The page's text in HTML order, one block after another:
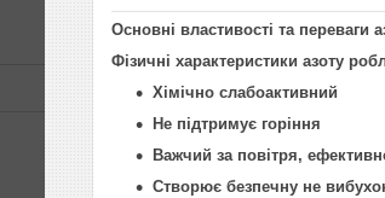
Основні властивості та переваги
Фізичні характеристики азоту
Хімічно слабоактивний
Не підтримує горіння
Важчий за повітря,
Створює безпечну не